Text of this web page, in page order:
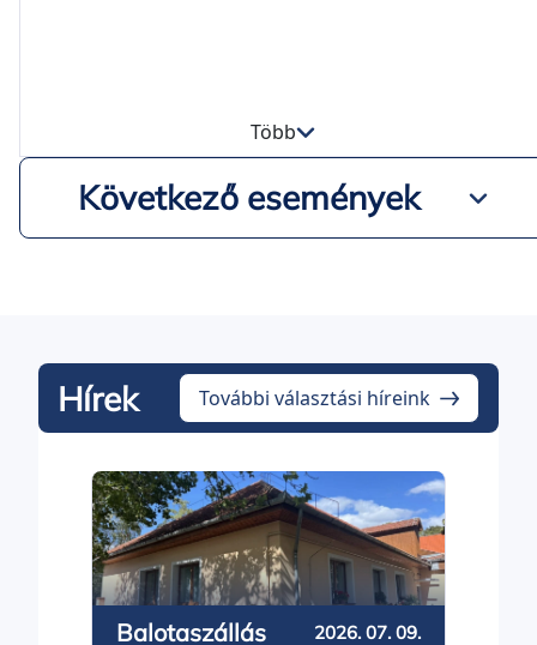
Több
Következő események
Hírek További választási híreink
Balotaszállás 2026. 07. 09.